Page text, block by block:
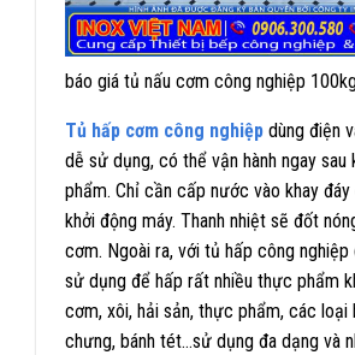
báo giá tủ nấu cơm công nghiệp
Tủ hấp cơm công nghiệp dùng điện
dễ sử dụng, có thể vận hành ngay sau
phẩm. Chỉ cần cấp nước vào khay
khởi động máy. Thanh nhiệt sẽ đốt
cơm. Ngoài ra, với tủ hấp công
sử dụng để hấp rất nhiều thực phẩm
cơm, xôi, hải sản, thực phẩm, các loại
chưng, bánh tét…sử dụng đa dạng và